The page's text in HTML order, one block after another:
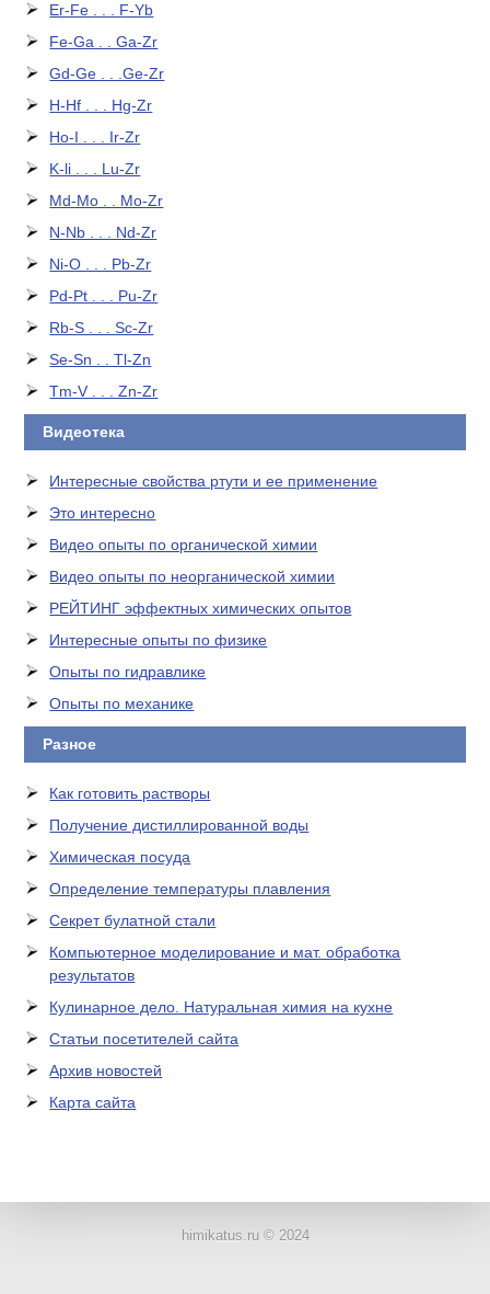
Er-Fe . . . F-Yb
Fe-Ga . . Ga-Zr
Gd-Ge . . .Ge-Zr
H-Hf . . . Hg-Zr
Ho-I . . . Ir-Zr
K-li . . . Lu-Zr
Md-Mo . . Mo-Zr
N-Nb . . . Nd-Zr
Ni-O . . . Pb-Zr
Pd-Pt . . . Pu-Zr
Rb-S . . . Sc-Zr
Se-Sn . . Tl-Zn
Tm-V . . . Zn-Zr
Видеотека
Интересные свойства ртути и ее применение
Это интересно
Видео опыты по органической химии
Видео опыты по неорганической химии
РЕЙТИНГ эффектных химических опытов
Интересные опыты по физике
Опыты по гидравлике
Опыты по механике
Разное
Как готовить растворы
Получение дистиллированной воды
Химическая посуда
Определение температуры плавления
Секрет булатной стали
Компьютерное моделирование и мат. обработка
результатов
Кулинарное дело. Натуральная химия на кухне
Статьи посетителей сайта
Архив новостей
Карта сайта
himikatus.ru © 2024